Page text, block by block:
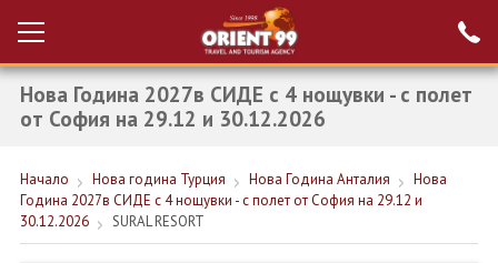
Вход за агенти
Проверка на
резервация
НОВА ГОДИНА ТУРЦИЯ
НОВА ГОДИНА
Нова Година 2027в СИДЕ с 4 нощувки - с полет
от София на 29.12 и 30.12.2026
Начало Нова година Турция Нова Година Анталия
Нова
Година 2027в СИДЕ с 4 нощувки - с полет от София на 29.12 и
30.12.2026
SURAL RESORT